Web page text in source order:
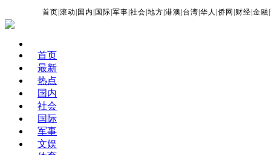
首页 |滚动 国内 国际 |军事 |社会 |地方 |港澳 台湾 |华人 |侨网 财经 |金融 |
首页
最新
热点
国内
社会
国际
军事
文娱